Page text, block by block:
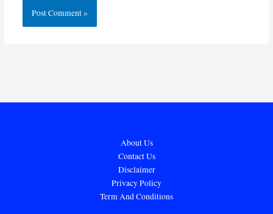
About Us
Contact Us
Disclaimer
Privacy Policy
Term And Conditions